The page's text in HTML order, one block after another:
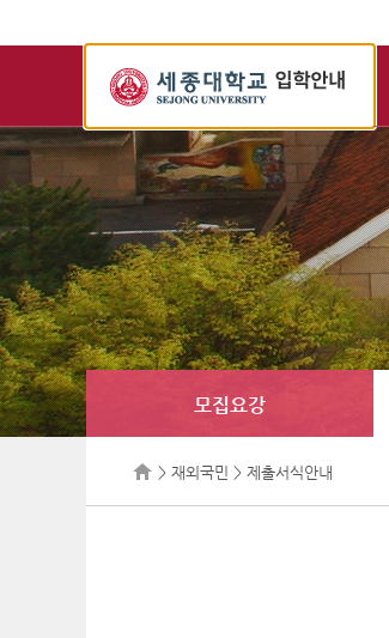
학
교
입
학
정
보
모집요강
> 재외국민 > 제출서식안내